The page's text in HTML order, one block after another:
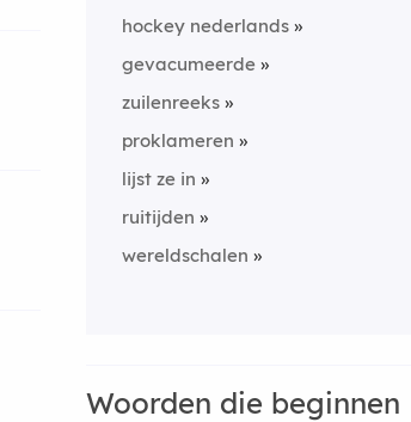
hockey nederlands
gevacumeerde
zuilenreeks
proklameren
lijst ze in
ruitijden
wereldschalen
Woorden die beginnen